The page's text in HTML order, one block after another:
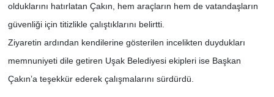
olduklarını hatırlatan Çakın, hem araçların hem de vatandaşların
güvenliği için titizlikle çalıştıklarını belirtti.
Ziyaretin ardından kendilerine gösterilen incelikten duydukları
memnuniyeti dile getiren Uşak Belediyesi ekipleri ise Başkan
Çakın’a teşekkür ederek çalışmalarını sürdürdü.